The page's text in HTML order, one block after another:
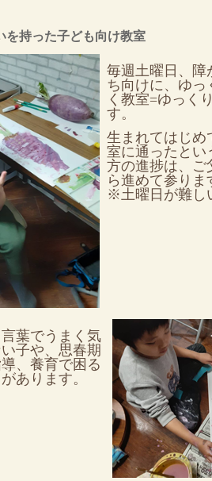
を持った子ども向け教室
毎週土曜日、障
ち向けに、ゆっ
く教室=ゆっく
す。
生まれてはじめ
室に通ったとい
方の進捗は、ご
ら進めて参りま
※土曜日が難し
葉でうまく気
子や、思春期
、養育で困る
あります。